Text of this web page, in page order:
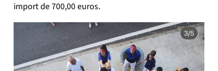
import de 700,00 euros.